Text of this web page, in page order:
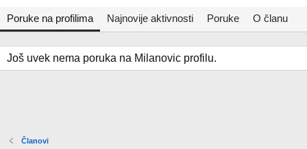
Poruke na profilima Najnovije aktivnosti Poruke O članu
Još uvek nema poruka na Milanovic profilu.
Članovi